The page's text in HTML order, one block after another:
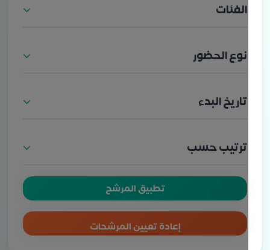
الفئات
نوع الحضور
تاريخ البدء
ترتيب حسب
تطبيق المرشح
إعادة تعيين المرشحات